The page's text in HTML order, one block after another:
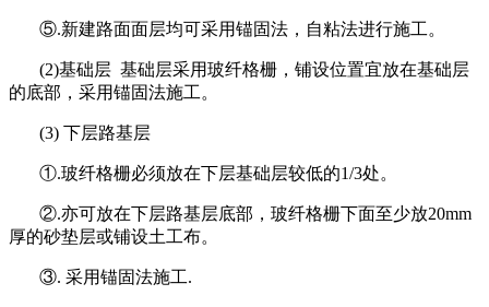
⑤.新建路面面层均可采用锚固法，自粘法进行施工。
(2)基础层 基础层采用玻纤格栅，铺设位置宜放在基础层
的底部，采用锚固法施工。
(3) 下层路基层
①.玻纤格栅必须放在下层基础层较低的1/3处。
②.亦可放在下层路基层底部，玻纤格栅下面至少放20mm
厚的砂垫层或铺设土工布。
③. 采用锚固法施工.